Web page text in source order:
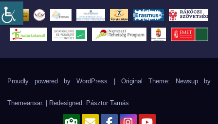
Proudly powered by WordPress Original Theme: Newsup by
Themeansar. | Redesigned: Pásztor Tamás